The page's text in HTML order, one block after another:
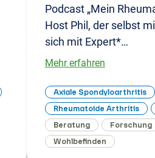
Podcast „Mein
Host Phil, der selbst
sich mit Expert*…
Mehr erfahren
Axiale Spondyloarthritis
Rheumatoide Arthritis
Beratung
Forschung
Wohlbefinden